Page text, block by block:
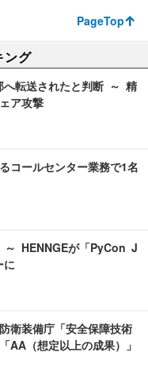
PageTop
ング
へ転送されたと判断 ～ 精
ア攻撃
コールセンター業務で1名
～ HENNGEが「PyCon J
に
衛装備庁「安全保障技術
AA（想定以上の成果）」